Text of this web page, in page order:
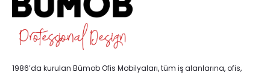
1986’da kurulan Bümob Ofis Mobilyaları, tüm iş alanlarına, ofis,